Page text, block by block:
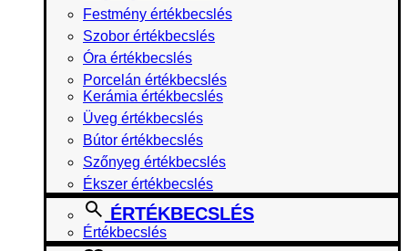
Festmény értékbecslés
Szobor értékbecslés
Óra értékbecslés
Porcelán értékbecslés
Kerámia értékbecslés
Üveg értékbecslés
Bútor értékbecslés
Szőnyeg értékbecslés
Ékszer értékbecslés
ÉRTÉKBECSLÉS
Értékbecslés